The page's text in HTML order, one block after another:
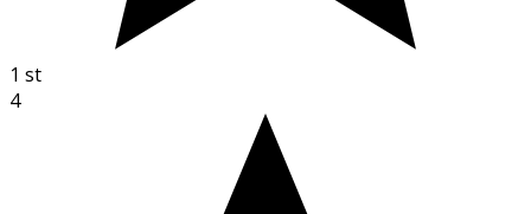
1 st
4